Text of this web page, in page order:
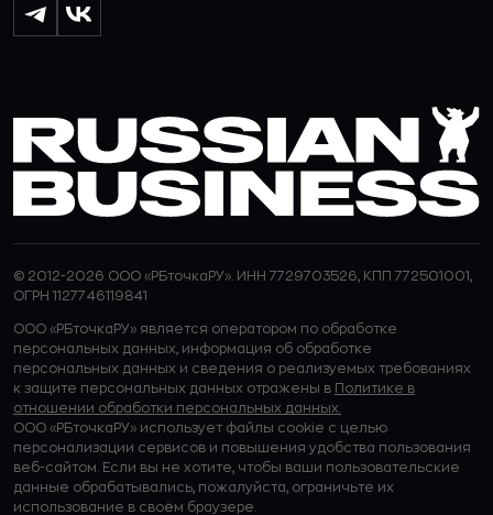
© 2012-2026 ООО «РБточкаРУ». ИНН 7729703526, КПП 772501001,
ОГРН 1127746119841
ООО «РБточкаРУ» является оператором по обработке
персональных данных, информация об обработке
персональных данных и сведения о реализуемых требованиях
к защите персональных данных отражены в Политике в
отношении обработки персональных данных.
ООО «РБточкаРУ» использует файлы cookie с целью
персонализации сервисов и повышения удобства пользования
веб-сайтом. Если вы не хотите, чтобы ваши пользовательские
данные обрабатывались, пожалуйста, ограничьте их
использование в своём браузере.